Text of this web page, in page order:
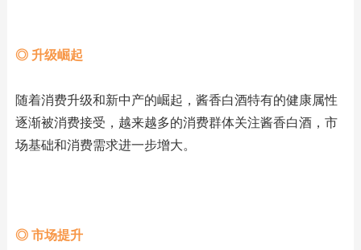
◎ 升级崛起
随着消费升级和新中产的崛起，酱香白酒特有的健康属性
逐渐被消费接受，越来越多的消费群体关注酱香白酒，市
场基础和消费需求进一步增大。
◎ 市场提升